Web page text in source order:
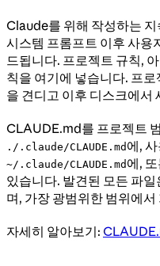
Claude를 위해 작성하는
시스템 프롬프트 이후 사용
드됩니다. 프로젝트 규칙,
칙을 여기에 넣습니다. 프
을 견디고 이후 디스크에서
CLAUDE.md를 프로젝트
./.claude/CLAUDE.md 에,
~/.claude/CLAUDE.md 에,
있습니다. 발견된 모든 파
며, 가장 광범위한 범위에
자세히 알아보기: